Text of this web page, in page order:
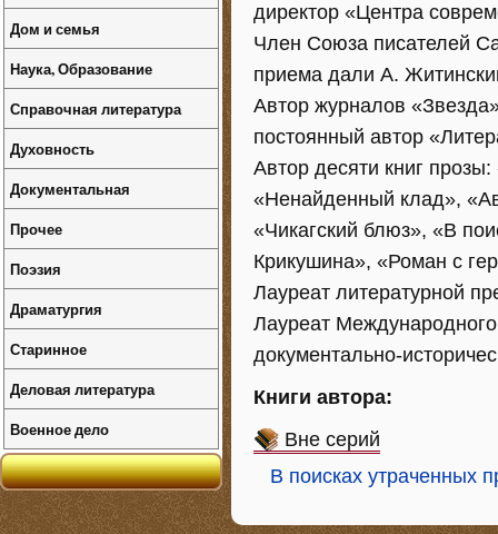
директор «Центра
Член Союза писателей
приема дали А.
Автор журналов
постоянный автор
Автор десяти книг
«Ненайденный клад»,
«Чикагский блюз», «В
Крикушина», «Роман с
Лауреат литературной
Лауреат
документально-
Книги автора:
Вне серий
В поисках утраченных
Дом и семья
Наука, Образование
Справочная литература
Духовность
Документальная
Прочее
Поэзия
Драматургия
Старинное
Деловая литература
Военное дело